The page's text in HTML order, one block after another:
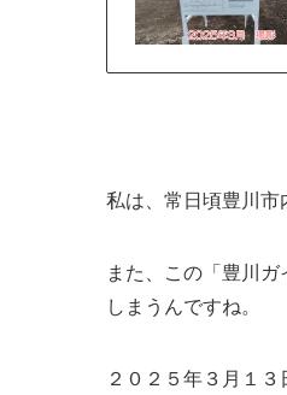
私は、常日頃豊川市
また、この「豊川
しまうんですね。
２０２５年３月１